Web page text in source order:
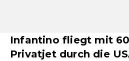
Infantino fliegt mit
Privatjet durch die